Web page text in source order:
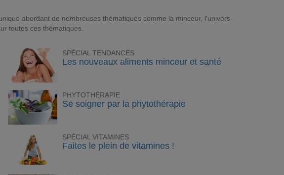
abordant de nombreuses thématiques comme la minceur, l'univers
toutes ces thématiques.
SPÉCIAL TENDANCES
Les nouveaux aliments minceur et santé
PHYTOTHÉRAPIE
Se soigner par la phytothérapie
SPÉCIAL VITAMINES
Faites le plein de vitamines !